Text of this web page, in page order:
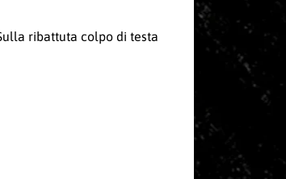
ribattuta colpo di testa